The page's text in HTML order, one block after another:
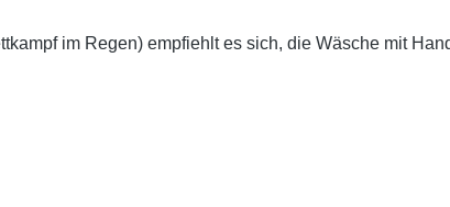
im Regen) empfiehlt es sich, die Wäsche mit